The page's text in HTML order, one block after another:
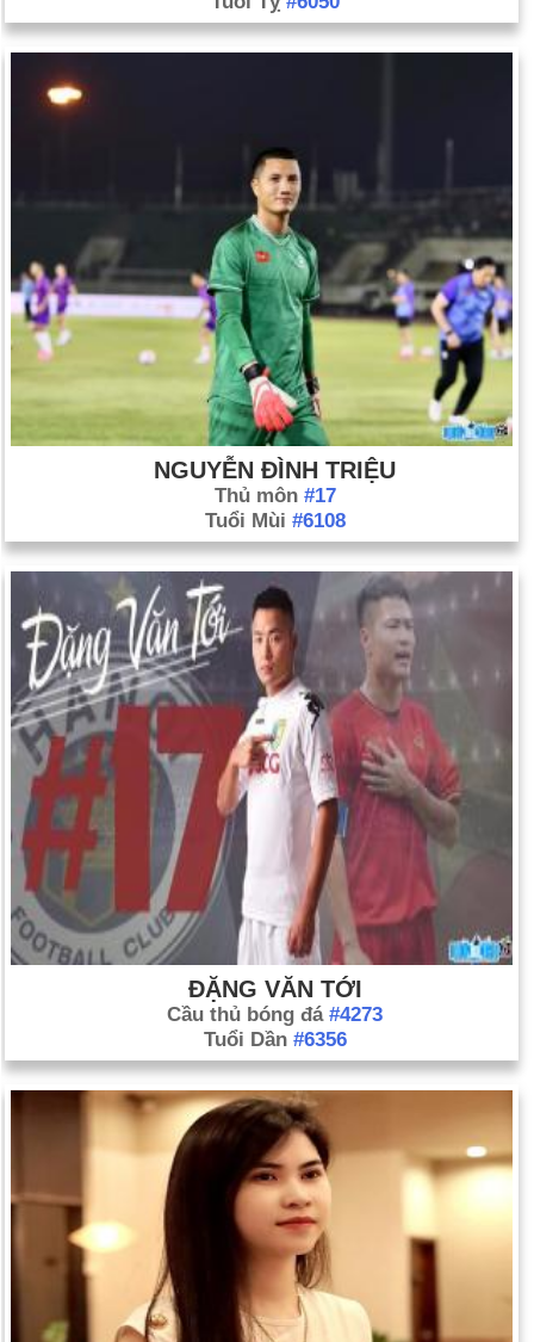
NGUYỄN ĐÌNH TRIỆU
Thủ môn #17
Tuổi Mùi #6108
ĐẶNG VĂN TỚI
Cầu thủ bóng đá #4273
Tuổi Dần #6356